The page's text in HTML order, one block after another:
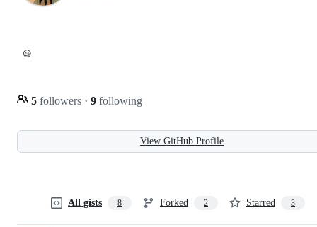
😃
5 followers · 9 following
View GitHub Profile
All gists 8 Forked 2 Starred 3